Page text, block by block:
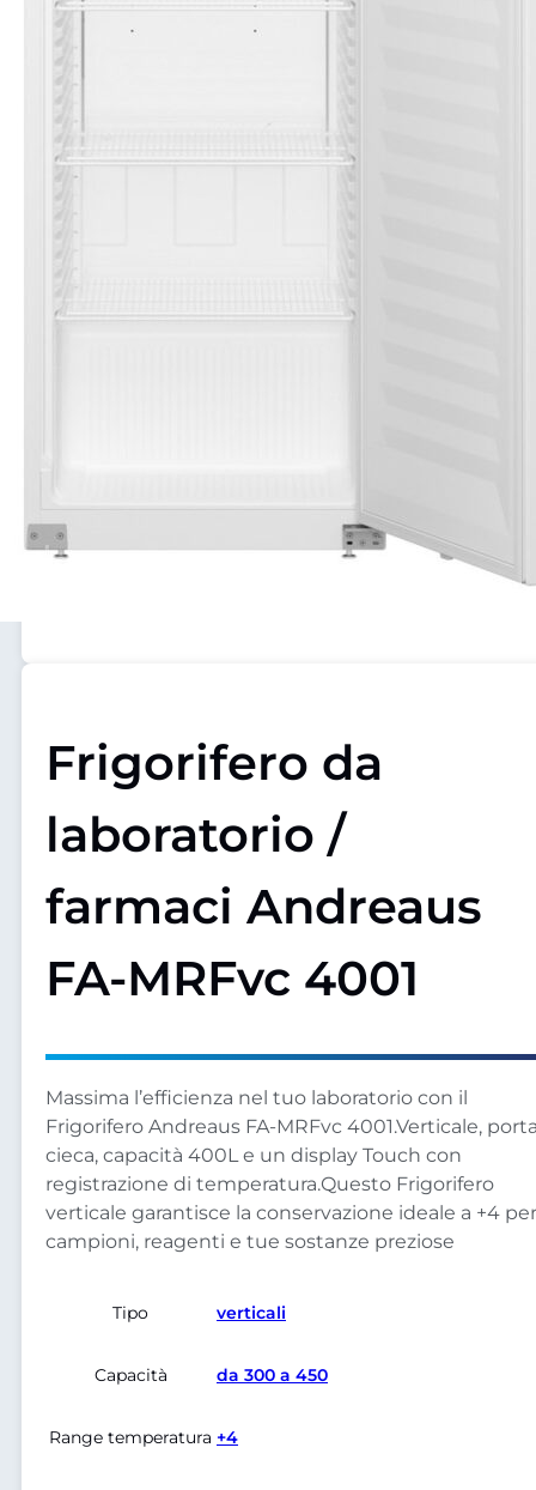
Frigorifero da
laboratorio /
farmaci Andreaus
FA-MRFvc 4001
Massima l’efficienza nel tuo laboratorio con il
Frigorifero Andreaus FA-MRFvc 4001.Verticale,
cieca, capacità 400L e un display Touch con
registrazione di temperatura.Questo Frigorifero
verticale garantisce la conservazione ideale a +4 per
campioni, reagenti e tue sostanze preziose
Tipo verticali
Capacità da 300 a 450
Range temperatura +4